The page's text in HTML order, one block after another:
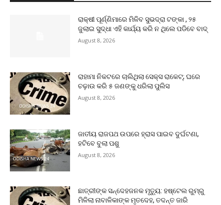
ରାକ୍ଷୀ ପୂର୍ଣ୍ଣିମାରେ ମିଳିବ ସୁଭଦ୍ରା ଟଙ୍କା , ୨୫
ଜୁଲାଇ ସୁଦ୍ଧା ଏହି କାର୍ଯ୍ୟ କରି ନ ଥିଲେ ପଡିବେ ବାଦ୍
August 8, 2026
ରାହାମା ନିକଟରେ ଚାଲିଥିଲା ସେକ୍ସ ରାକେଟ୍; ଘରେ
ଚଢ଼ାଉ କରି ୫ ଜଣଙ୍କୁ ଧରିଲା ପୁଲିସ
August 8, 2026
ଜାତୀୟ ରାଜପଥ ଉପରେ ହ୍ରାସ ପାଇବ ଦୁର୍ଘଟଣା,
ହଟିବେ ବୁଲା ପଶୁ
August 8, 2026
ଛାତ୍ରୀଙ୍କ ସନ୍ଦେହଜନକ ମୃତ୍ୟୁ: ହଷ୍ଟେଲ ରୁମ୍‌ରୁ
ମିଳିଲା ନାବାଳିକାଙ୍କ ମୃତଦେହ, ତଦନ୍ତ ଜାରି